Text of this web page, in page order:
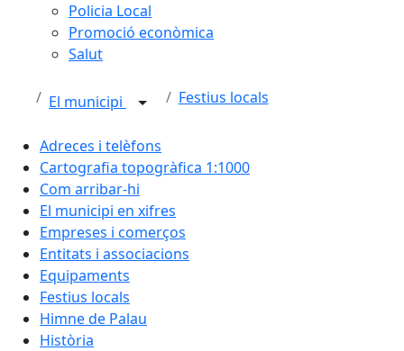
Policia Local
Promoció econòmica
Salut
El municipi Festius locals
Adreces i telèfons
Cartografia topogràfica 1:1000
Com arribar-hi
El municipi en xifres
Empreses i comerços
Entitats i associacions
Equipaments
Festius locals
Himne de Palau
Història